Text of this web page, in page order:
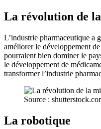
La révolution de
L’industrie pharmaceutique a
améliorer le développement
pourraient bien dominer le
le développement de
transformer l’industrie
Source :
La robotique